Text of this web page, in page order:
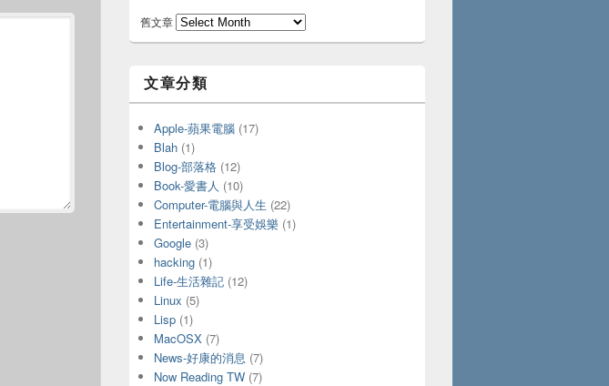
舊文章
文章分類
Apple-蘋果電腦 (17)
Blah (1)
Blog-部落格 (12)
Book-愛書人 (10)
Computer-電腦與人生 (22)
Entertainment-享受娛樂 (1)
Google (3)
hacking (1)
Life-生活雜記 (12)
Linux (5)
Lisp (1)
MacOSX (7)
News-好康的消息 (7)
Now Reading TW (7)